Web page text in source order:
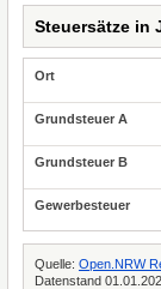
Steuersätze in
Quelle: Open.NRW
Datenstand